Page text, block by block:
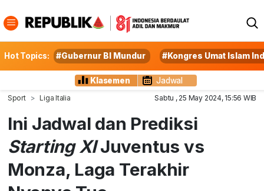
Hot Topics: #Gubernur BI Mundur #Kongres Umat Islam
Klasemen Jadwal
Sport Liga Italia Sabtu , 25 May 2024, 15:56 WIB
Ini Jadwal dan Prediksi
Starting XIJuventus vs
Monza, Laga Terakhir